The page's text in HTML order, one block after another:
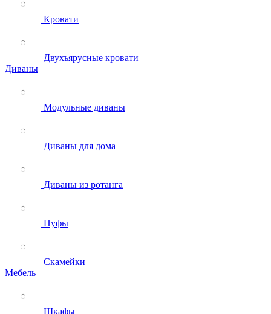
Кровати
Двухъярусные кровати
Диваны
Модульные диваны
Диваны для дома
Диваны из ротанга
Пуфы
Скамейки
Мебель
Шкафы